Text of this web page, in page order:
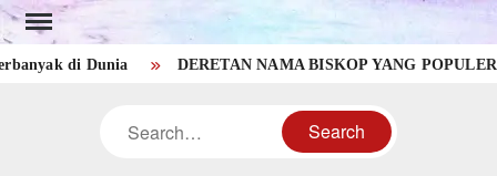
Skip
to
content
di Dunia DERETAN NAMA BISKOP YANG POPULER DI
Search